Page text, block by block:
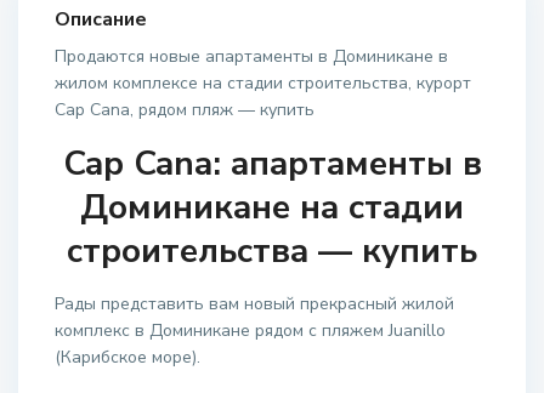
Описание
Продаются новые апартаменты в Доминикане в
жилом комплексе на стадии строительства, курорт
Cap Cana, рядом пляж — купить
Cap Cana: апартаменты в
Доминикане на стадии
строительства — купить
Рады представить вам новый прекрасный жилой
комплекс в Доминикане рядом с пляжем Juanillo
(Карибское море).